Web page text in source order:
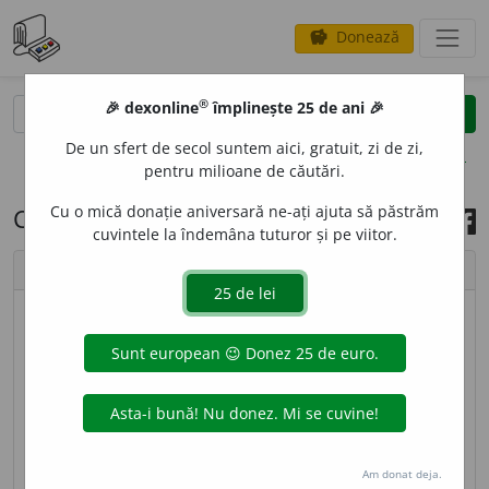
savings Donează
opțiuni
Cuvântul zilei, 24 martie 2026
© imagine Ștefania
C, bojoci, s. m.(Pop.) Plămân (mai ales de
animale). ◊Expr.(Fam. )E numai bojoci= e foarte
Et. nec.
🎉 dexonline® împlinește 25 de ani 🎉
De un sfert de secol suntem aici, gratuit, zi de zi,
pentru milioane de căutări.
Cu o mică donație aniversară ne-ați ajuta să păstrăm
cuvintele la îndemâna tuturor și pe viitor.
Am donat deja.